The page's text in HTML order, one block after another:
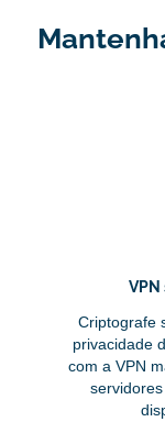
Criptografe
privacidade
com a VPN